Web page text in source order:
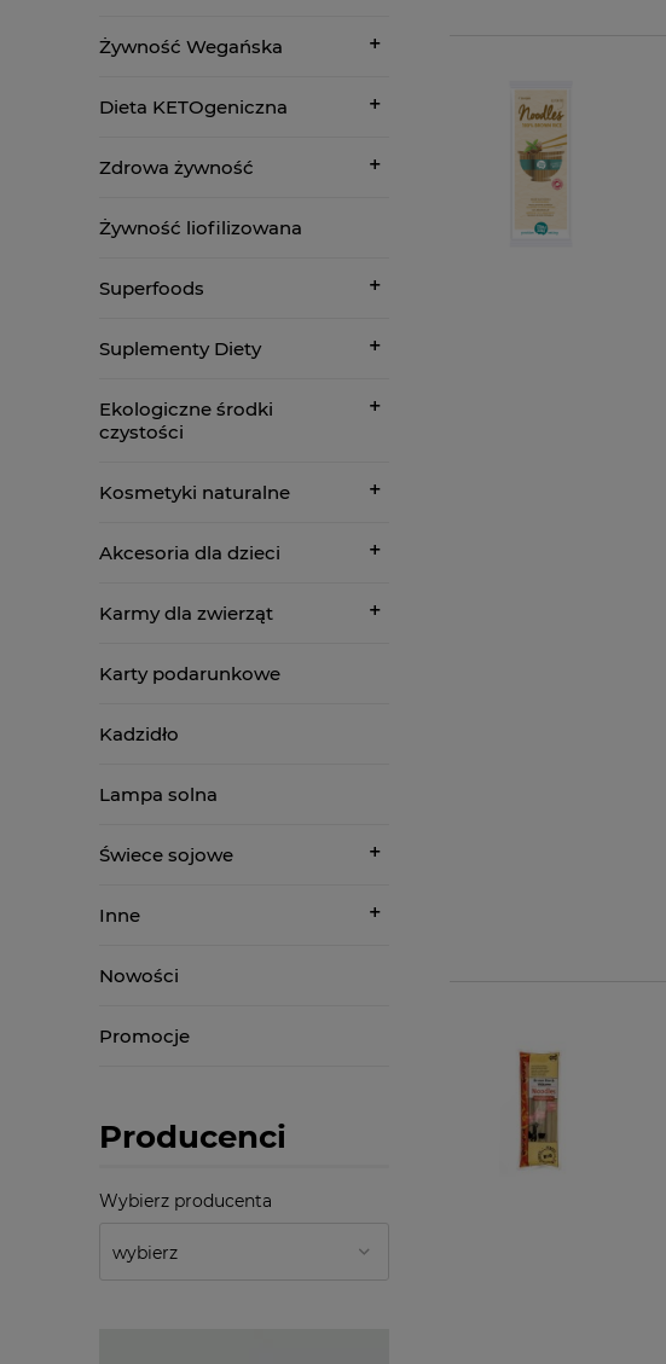
Żywność Wegańska
Dieta KETOgeniczna
Zdrowa żywność
Żywność liofilizowana
Superfoods
Suplementy Diety
Ekologiczne środki
czystości
Kosmetyki naturalne
Akcesoria dla dzieci
Karmy dla zwierząt
Karty podarunkowe
Kadzidło
Lampa solna
Świece sojowe
Inne
Nowości
Promocje
Producenci
Wybierz producenta